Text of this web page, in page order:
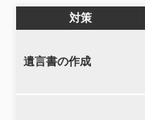
対策
遺言書の作成